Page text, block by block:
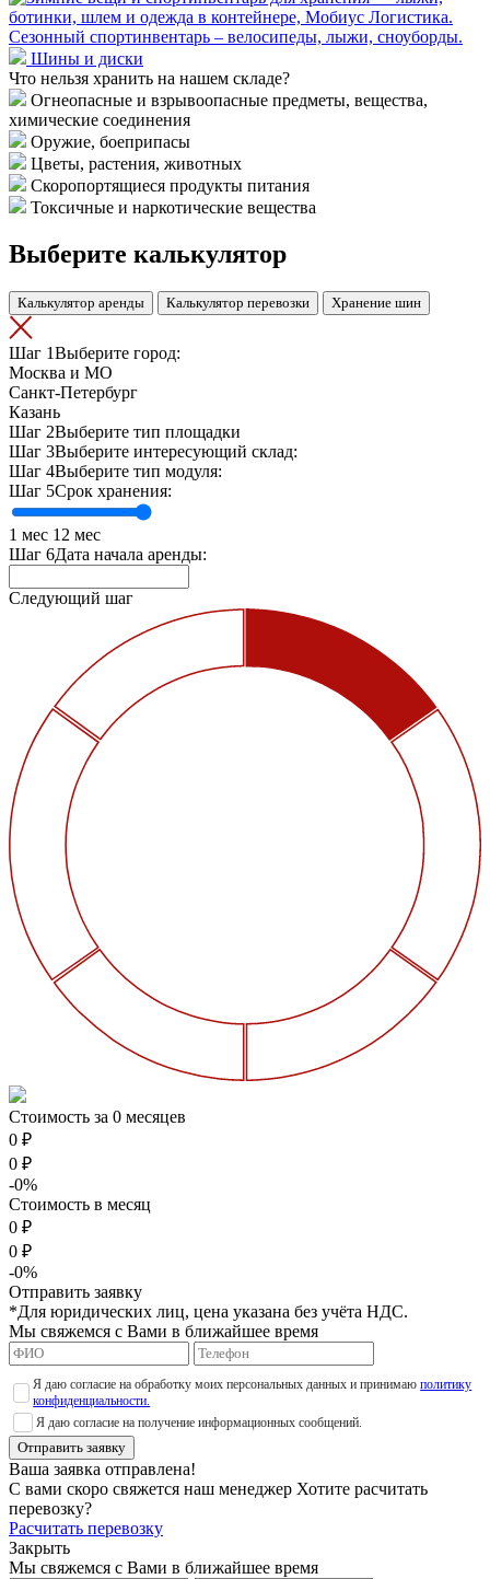
Сезонный спортинвентарь – велосипеды, лыжи, сноуборды.
Шины и диски
Что нельзя хранить на нашем складе?
Огнеопасные и взрывоопасные предметы, вещества,
химические соединения
Оружие, боеприпасы
Цветы, растения, животных
Скоропортящиеся продукты питания
Токсичные и наркотические вещества
Выберите калькулятор
Калькулятор аренды Калькулятор перевозки Хранение шин
Шаг 1Выберите город:
Москва и МО
Санкт-Петербург
Казань
Шаг 2Выберите тип площадки
Шаг 3Выберите интересующий склад:
Шаг 4Выберите тип модуля:
Шаг 5Срок хранения:
1 мес 12 мес
Шаг 6Дата начала аренды:
Следующий шаг
Стоимость за 0 месяцев
0 ₽
0 ₽
-0%
Стоимость в месяц
0 ₽
0 ₽
-0%
Отправить заявку
*Для юридических лиц, цена указана без учёта НДС.
Мы свяжемся с Вами в ближайшее время
Я даю согласие на обработку моих персональных данных и принимаюполитику
конфиденциальности.
Я даю согласие на получение информационных сообщений.
Отправить заявку
Ваша заявка отправлена!
С вами скоро свяжется наш менеджер Хотите расчитать
перевозку?
Расчитать перевозку
Закрыть
Мы свяжемся с Вами в ближайшее время